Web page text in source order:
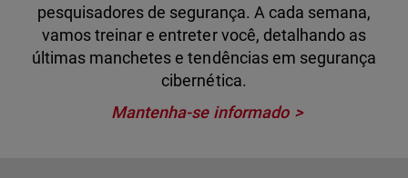
pesquisadores de segurança. A cada semana,
vamos treinar e entreter você, detalhando as
últimas manchetes e tendências em segurança
cibernética.
Mantenha-se informado